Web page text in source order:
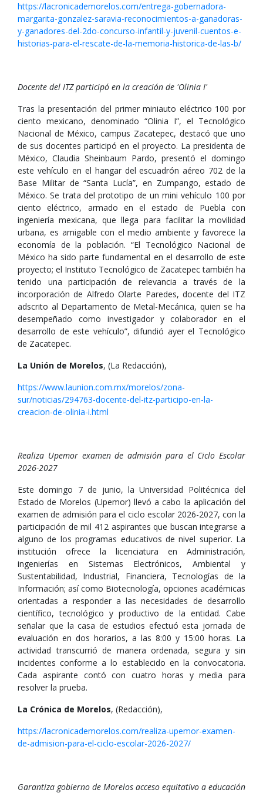
https://lacronicademorelos.com/entrega-gobernadora-
margarita-gonzalez-saravia-reconocimientos-a-ganadoras-
y-ganadores-del-2do-concurso-infantil-y-juvenil-cuentos-e-
historias-para-el-rescate-de-la-memoria-historica-de-las-b/
Docente del ITZ participó en la creación de 'Olinia I'
Tras la presentación del primer miniauto eléctrico 100 por
ciento mexicano, denominado “Olinia I”, el Tecnológico
Nacional de México, campus Zacatepec, destacó que uno
de sus docentes participó en el proyecto. La presidenta de
México, Claudia Sheinbaum Pardo, presentó el domingo
este vehículo en el hangar del escuadrón aéreo 702 de la
Base Militar de “Santa Lucía”, en Zumpango, estado de
México. Se trata del prototipo de un mini vehículo 100 por
ciento eléctrico, armado en el estado de Puebla con
ingeniería mexicana, que llega para facilitar la movilidad
urbana, es amigable con el medio ambiente y favorece la
economía de la población. “El Tecnológico Nacional de
México ha sido parte fundamental en el desarrollo de este
proyecto; el Instituto Tecnológico de Zacatepec también ha
tenido una participación de relevancia a través de la
incorporación de Alfredo Olarte Paredes, docente del ITZ
adscrito al Departamento de Metal-Mecánica, quien se ha
desempeñado como investigador y colaborador en el
desarrollo de este vehículo”, difundió ayer el Tecnológico
de Zacatepec.
La Unión de Morelos, (La Redacción),
https://www.launion.com.mx/morelos/zona-
sur/noticias/294763-docente-del-itz-participo-en-la-
creacion-de-olinia-i.html
Realiza Upemor examen de admisión para el Ciclo Escolar
2026-2027
Este domingo 7 de junio, la Universidad Politécnica del
Estado de Morelos (Upemor) llevó a cabo la aplicación del
examen de admisión para el ciclo escolar 2026-2027, con la
participación de mil 412 aspirantes que buscan integrarse a
alguno de los programas educativos de nivel superior. La
institución ofrece la licenciatura en Administración,
ingenierías en Sistemas Electrónicos, Ambiental y
Sustentabilidad, Industrial, Financiera, Tecnologías de la
Información; así como Biotecnología, opciones académicas
orientadas a responder a las necesidades de desarrollo
científico, tecnológico y productivo de la entidad. Cabe
señalar que la casa de estudios efectuó esta jornada de
evaluación en dos horarios, a las 8:00 y 15:00 horas. La
actividad transcurrió de manera ordenada, segura y sin
incidentes conforme a lo establecido en la convocatoria.
Cada aspirante contó con cuatro horas y media para
resolver la prueba.
La Crónica de Morelos, (Redacción),
https://lacronicademorelos.com/realiza-upemor-examen-
de-admision-para-el-ciclo-escolar-2026-2027/
Garantiza gobierno de Morelos acceso equitativo a educación